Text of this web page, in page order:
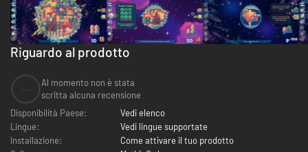
Riguardo al prodotto
Al momento non è stata
scritta alcuna recensione
Disponibilità Paese:
Vedi elenco
Lingue:
Vedi lingue supportate
Installazione:
Come attivare il tuo prodotto